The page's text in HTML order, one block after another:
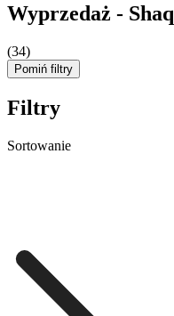
Wyprzedaż - Shaq
(34)
Pomiń filtry
Filtry
Sortowanie